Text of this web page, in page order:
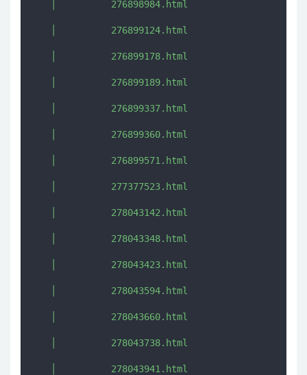
   │          276898984.html
   │          276899124.html
   │          276899178.html
   │          276899189.html
   │          276899337.html
   │          276899360.html
   │          276899571.html
   │          277377523.html
   │          278043142.html
   │          278043348.html
   │          278043423.html
   │          278043594.html
   │          278043660.html
   │          278043738.html
   │          278043941.html